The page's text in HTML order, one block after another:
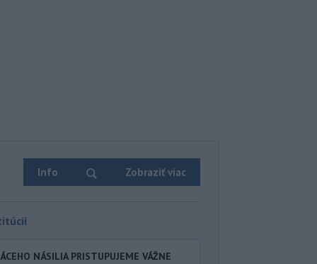
Info Zobraziť viac
NÁSILIA PRISTUPUJEME VÁŽNE